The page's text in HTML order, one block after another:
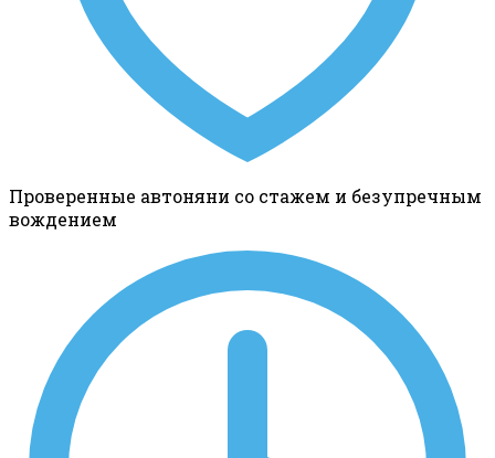
Проверенные автоняни со стажем и безупречным
вождением